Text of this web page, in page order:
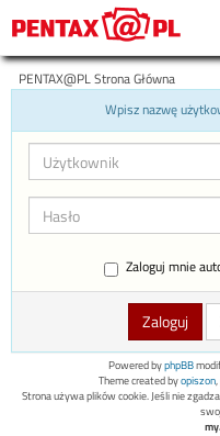
PENTAX@PL Strona Główna
Wpisz nazwę
Zaloguj mnie
Powered byphpBB
Theme created byopiszon
Strona używa plików cookie. Jeśli nie